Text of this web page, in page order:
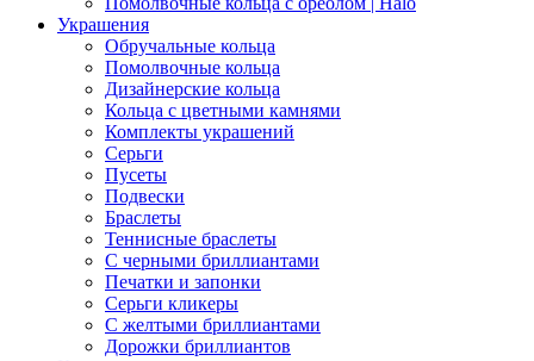
Украшения
Обручальные кольца
Помолвочные кольца
Дизайнерские кольца
Кольца с цветными камнями
Комплекты украшений
Серьги
Пусеты
Подвески
Браслеты
Теннисные браслеты
C черными бриллиантами
Печатки и запонки
Серьги кликеры
С желтыми бриллиантами
Дорожки бриллиантов